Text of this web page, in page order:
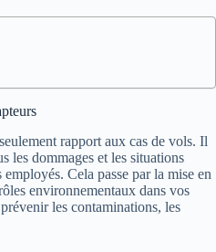
rapport aux cas de vols. Il
les dommages et les situations
Cela passe par la mise en
environnementaux dans vos
les contaminations, les